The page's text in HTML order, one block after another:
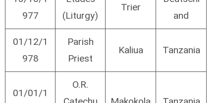
977
(Liturgy)
Trier
and
01/12/1
978
Parish
Priest
Kaliua Tanzania
01/01/1
O.R.